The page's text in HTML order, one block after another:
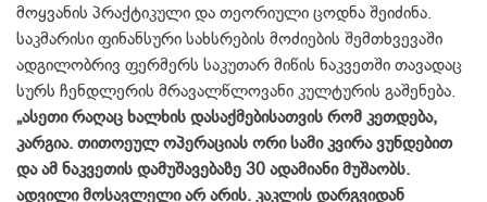
მოყვანის პრაქტიკული და თეორიული ცოდნა შეიძინა.
საკმა­რისი ფინანსური სახსრების მოძიების შემთხვევაში
ადგილობრივ ფერმერს საკუთარ მიწის ნაკვეთში თავადაც
სურს ჩენდლერის მრავალწლოვანი კულტურის გაშენება.
„ასეთი რაღაც ხალხის დასაქმე­ბისათვის რომ კეთდება,
კარგია. თი­თოეულ ოპერაციას ორი სამი კვირა ვუნდებით
და ამ ნაკვეთის დამუშავება­ზე 30 ადამიანი მუშაობს.
ადვილი მო­სავლელი არ არის. კაკლის დარგვიდან